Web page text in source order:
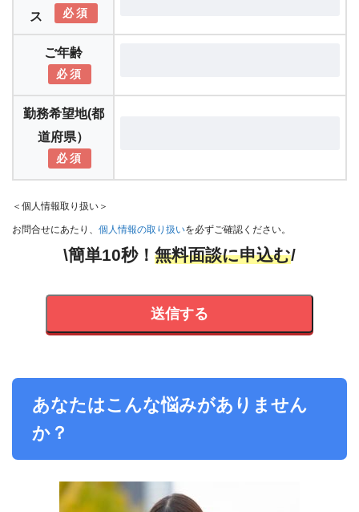
ス
必須
ご年齢
必須
勤務希望地(都
道府県）
必須
＜個人情報取り扱い＞
お問合せにあたり、 個人情報の取り扱いを必ずご確認ください。
\簡単10秒！ 無料面談に申込む/
あなたはこんな悩みがありません
か？